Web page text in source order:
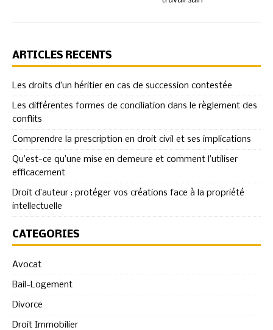
ARTICLES RÉCENTS
Les droits d’un héritier en cas de succession contestée
Les différentes formes de conciliation dans le règlement des
conflits
Comprendre la prescription en droit civil et ses implications
Qu’est-ce qu’une mise en demeure et comment l’utiliser
efficacement
Droit d’auteur : protéger vos créations face à la propriété
intellectuelle
CATÉGORIES
Avocat
Bail-Logement
Divorce
Droit Immobilier